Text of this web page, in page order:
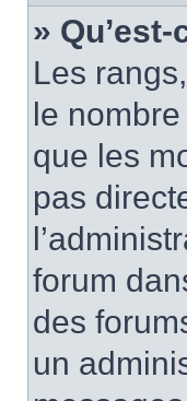
»
Les
le
que les
pas
forum
des
un